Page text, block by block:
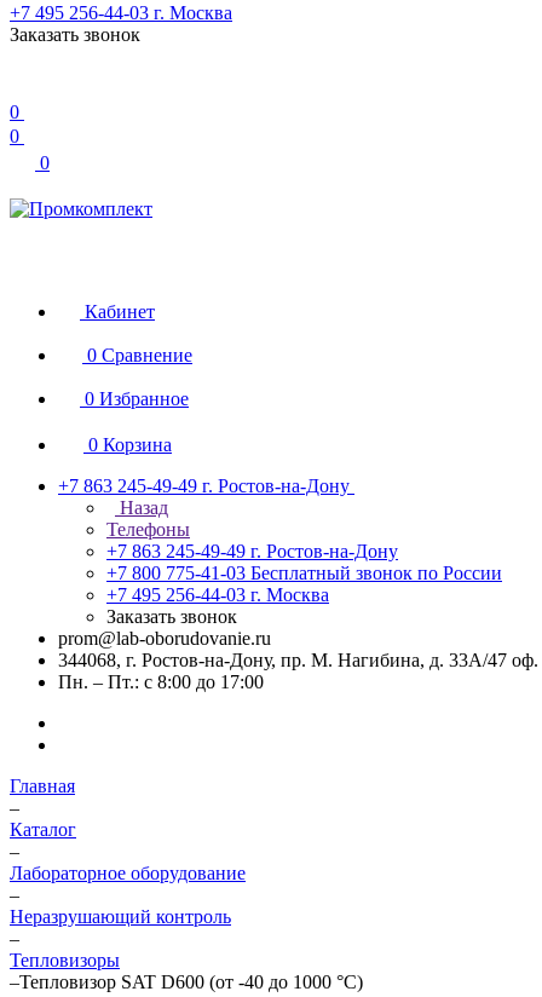
+7 495 256-44-03 г. Москва
Заказать звонок
0
0
0
Кабинет
0 Сравнение
0 Избранное
0 Корзина
+7 863 245-49-49 г. Ростов-на-Дону
Назад
Телефоны
+7 863 245-49-49 г. Ростов-на-Дону
+7 800 775-41-03 Бесплатный звонок по России
+7 495 256-44-03 г. Москва
Заказать звонок
prom@lab-oborudovanie.ru
344068, г. Ростов-на-Дону, пр. М. Нагибина, д. 33А/47 оф.
Пн. – Пт.: с 8:00 до 17:00
Главная
–
Каталог
–
Лабораторное оборудование
–
Неразрушающий контроль
–
Тепловизоры
–Тепловизор SAT D600 (от -40 до 1000 °C)